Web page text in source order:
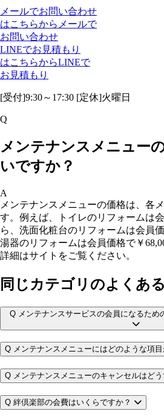
メールでお問い合わせ
はこちらから メールで
お問い合わせ
LINEでお見積もり
はこちらからLINEで
お見積もり
[受付]9:30～17:30 [定休]火曜日
Q
メンテナンスメニュー
いですか？
A
メンテナンスメニューの価格は、各
す。例えば、トイレのリフォームは
ら、洗面化粧台のリフォームは会員
湯器のリフォームは会員価格で￥
詳細はサイトをご覧ください。
同じカテゴリのよくあ
Q メンテナンスサービスの会員になるため
Q メンテナンスメニューにはどのような項
Q メンテナンスメニューのキャンセルはど
Q 絆倶楽部の会費はいくらですか？